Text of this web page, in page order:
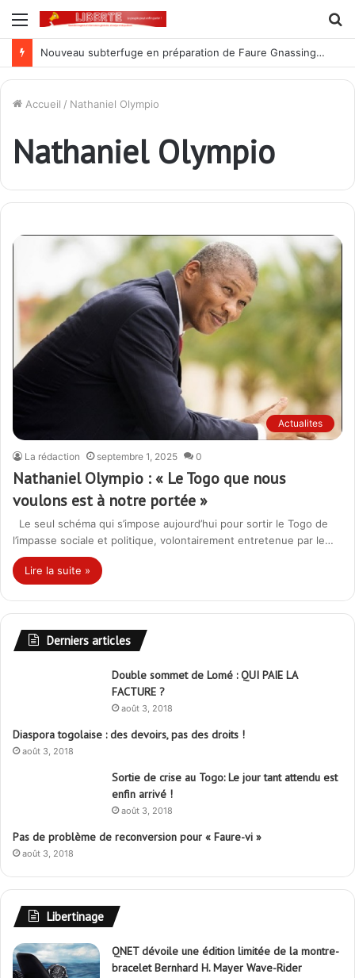
Menu
Nouveau subterfuge en préparation de Faure Gnassingbé pour ne jamais partir ; les Togolais disent non et sont vent debout
Accueil / Nathaniel Olympio
Nathaniel Olympio
Actualites
La rédaction septembre 1, 2025 0
Nathaniel Olympio : « Le Togo que nous
voulons est à notre portée »
Le seul schéma qui s’impose aujourd’hui pour sortir le Togo de
l’impasse sociale et politique, volontairement entretenue par le…
Lire la suite »
Derniers articles
Double sommet de Lomé : QUI PAIE LA
FACTURE ?
août 3, 2018
Diaspora togolaise : des devoirs, pas des droits !
août 3, 2018
Sortie de crise au Togo: Le jour tant attendu est
enfin arrivé !
août 3, 2018
Pas de problème de reconversion pour « Faure-vi »
août 3, 2018
Libertinage
QNET dévoile une édition limitée de la montre-
bracelet Bernhard H. Mayer Wave-Rider